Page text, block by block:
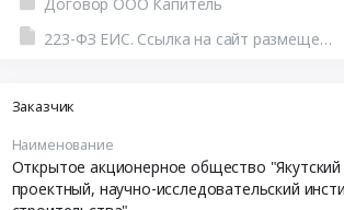
223-ФЗ ЕИС. Ссылка на сайт размещения тендера #801464213749.doc
Заказчик
Наименование
Открытое акционерное общество "Якутский
проектный, научно-исследовательский